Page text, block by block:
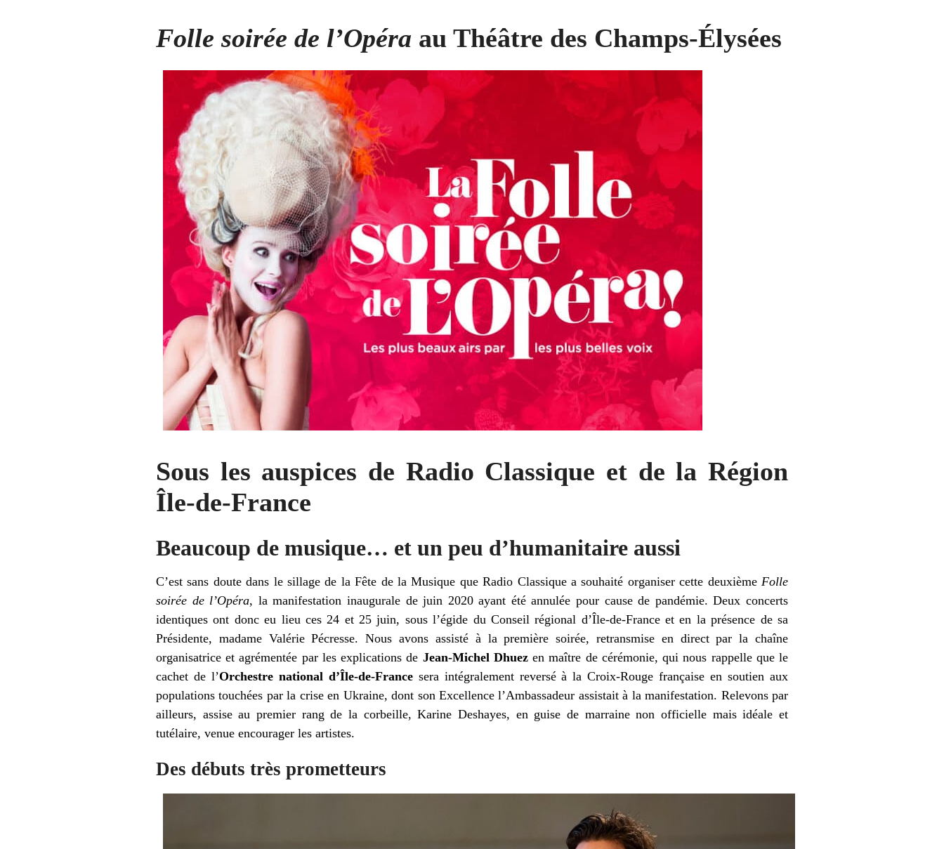
Folle soirée de l’Opéra au Théâtre des Champs-Élysées
Sous les auspices de Radio Classique et de la Région
Île-de-France
Beaucoup de musique… et un peu d’humanitaire aussi
C’est sans doute dans le sillage de la Fête de la Musique que Radio Classique a souhaité organiser cette deuxième Folle
soirée de l’Opéra, la manifestation inaugurale de juin 2020 ayant été annulée pour cause de pandémie. Deux concerts
identiques ont donc eu lieu ces 24 et 25 juin, sous l’égide du Conseil régional d’Île-de-France et en la présence de sa
Présidente, madame Valérie Pécresse. Nous avons assisté à la première soirée, retransmise en direct par la chaîne
organisatrice et agrémentée par les explications de Jean-Michel Dhuezen maître de cérémonie, qui nous rappelle que le
cachet de l’Orchestre national d’Île-de-France sera intégralement reversé à la Croix-Rouge française en soutien aux
populations touchées par la crise en Ukraine, dont son Excellence l’Ambassadeur assistait à la manifestation. Relevons par
ailleurs, assise au premier rang de la corbeille, Karine Deshayes, en guise de marraine non officielle mais idéale et
tutélaire, venue encourager les artistes.
Des débuts très prometteurs